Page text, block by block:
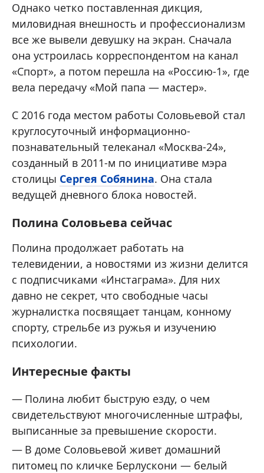
Однако четко поставленная дикция,
миловидная внешность и профессионализм
все же вывели девушку на экран. Сначала
она устроилась корреспондентом на канал
«Спорт», а потом перешла на «Россию-1», где
вела передачу «Мой папа — мастер».
С 2016 года местом работы Соловьевой стал
круглосуточный информационно-
познавательный телеканал «Москва-24»,
созданный в 2011-м по инициативе мэра
столицы Сергея Собянина. Она стала
ведущей дневного блока новостей.
Полина Соловьева сейчас
Полина продолжает работать на
телевидении, а новостями из жизни делится
с подписчиками «Инстаграма». Для них
давно не секрет, что свободные часы
журналистка посвящает танцам, конному
спорту, стрельбе из ружья и изучению
психологии.
Интересные факты
Полина любит быструю езду, о чем
свидетельствуют многочисленные штрафы,
выписанные за превышение скорости.
В доме Соловьевой живет домашний
питомец по кличке Берлускони — белый